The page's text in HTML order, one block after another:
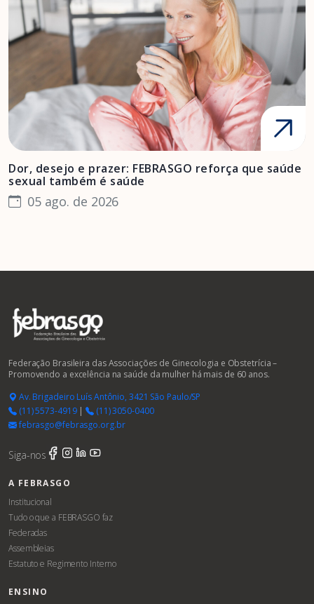
Dor, desejo e prazer: FEBRASGO reforça que saúde
sexual também é saúde
05 ago. de 2026
Federação Brasileira das Associações de Ginecologia e Obstetrícia –
Promovendo a excelência na saúde da mulher há mais de 60 anos.
Av. Brigadeiro Luís Antônio, 3421 São Paulo/SP
(11) 5573-4919|
(11) 3050-0400
febrasgo@febrasgo.org.br
Siga-nos
A FEBRASGO
Institucional
Tudo o que a FEBRASGO faz
Federadas
Assembleias
Estatuto e Regimento Interno
ENSINO